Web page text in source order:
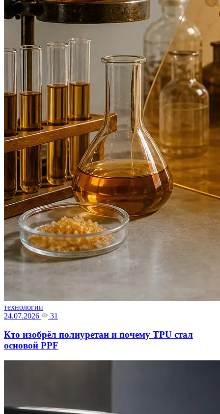
технологии
24.07.2026
31
Кто изобрёл полиуретан и почему TPU стал
основой PPF